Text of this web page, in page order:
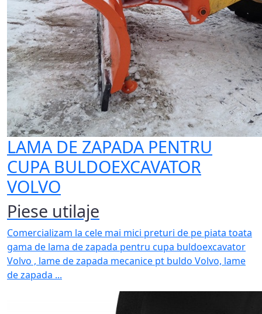
LAMA DE ZAPADA PENTRU
CUPA BULDOEXCAVATOR
VOLVO
Piese utilaje
Comercializam la cele mai mici preturi de pe piata toata
gama de lama de zapada pentru cupa buldoexcavator
Volvo , lame de zapada mecanice pt buldo Volvo, lame
de zapada ...